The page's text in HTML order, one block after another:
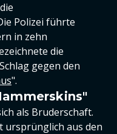
Polizei führte
in zehn
die
gegen den
".
als Bruderschaft.
ursprünglich aus den